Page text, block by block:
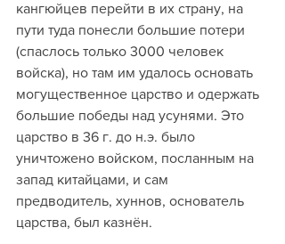
кангюйцев перейти в их страну, на
пути туда понесли большие потери
(спаслось только 3000 человек
войска), но там им удалось основать
могущественное царство и одержать
большие победы над усунями. Это
царство в 36 г. до н.э. было
уничтожено войском, посланным на
запад китайцами, и сам
предводитель, хуннов, основатель
царства, был казнён.